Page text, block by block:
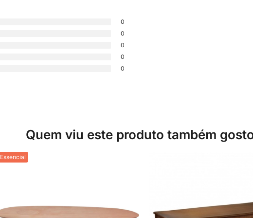
0
0
0
0
0
Quem viu este produto também
Essencial